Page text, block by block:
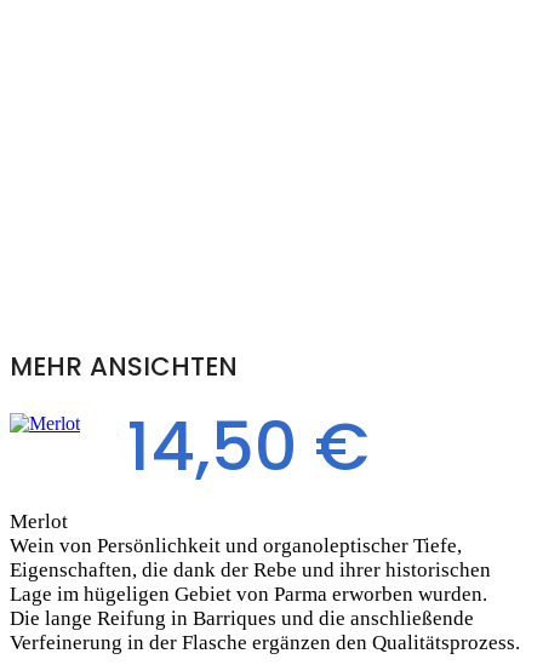
MEHR ANSICHTEN
14,50 €
Merlot
Wein von Persönlichkeit und organoleptischer Tiefe,
Eigenschaften, die dank der Rebe und ihrer historischen
Lage im hügeligen Gebiet von Parma erworben wurden.
Die lange Reifung in Barriques und die anschließende
Verfeinerung in der Flasche ergänzen den Qualitätsprozess.